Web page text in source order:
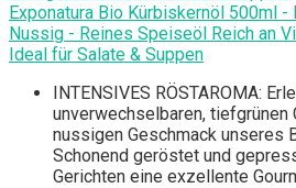
Exponatura Bio Kürbiskernöl 500ml
Nussig - Reines Speiseöl Reich an
Ideal für Salate & Suppen
INTENSIVES RÖSTAROMA:
unverwechselbaren, tiefgrünen
nussigen Geschmack unseres
Schonend geröstet und
Gerichten eine exzellente